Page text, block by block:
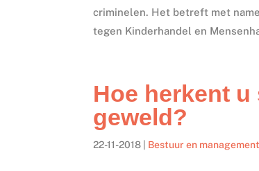
criminelen. Het betreft met
tegen Kinderhandel en
Hoe herkent
geweld?
22-11-2018 Bestuur en management